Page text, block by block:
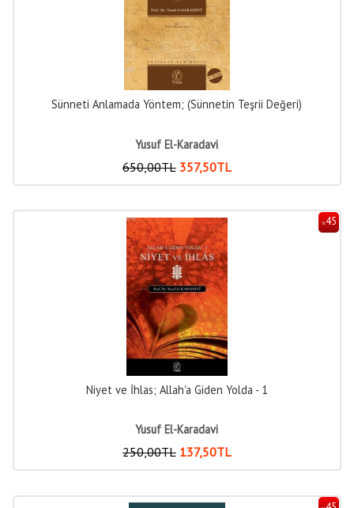
Sünneti Anlamada Yöntem; (Sünnetin Teşrii Değeri)
Yusuf El-Karadavi
650,00TL 357,50TL
%45
Niyet ve İhlas; Allah'a Giden Yolda - 1
Yusuf El-Karadavi
250,00TL 137,50TL